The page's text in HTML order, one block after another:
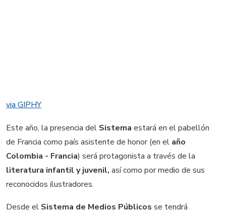
via GIPHY
Este año, la presencia del Sistema estará en el pabellón
de Francia como país asistente de honor (en el año
Colombia - Francia) será protagonista a través de la
literatura infantil y juvenil, así como por medio de sus
reconocidos ilustradores.
Desde el Sistema de Medios Públicos se tendrá